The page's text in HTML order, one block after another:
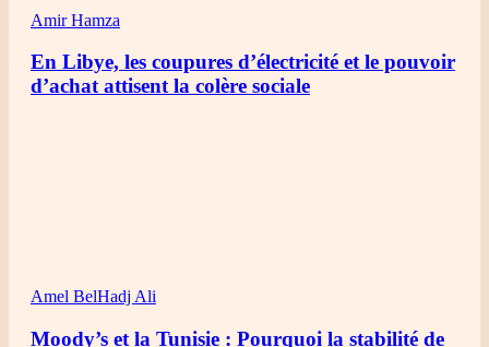
Amir Hamza
En Libye, les coupures d’électricité et le pouvoir
d’achat attisent la colère sociale
Amel BelHadj Ali
Moody’s et la Tunisie : Pourquoi la stabilité de